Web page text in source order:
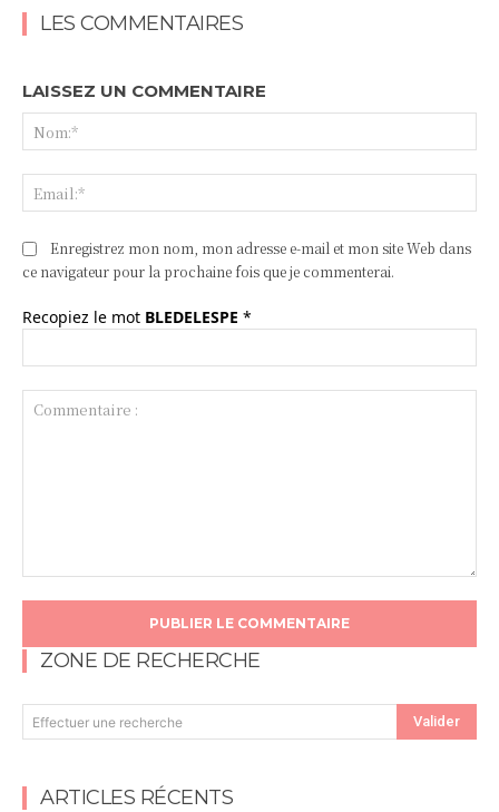
LES COMMENTAIRES
LAISSEZ UN COMMENTAIRE
Enregistrez mon nom, mon adresse e-mail et mon site Web dans
ce navigateur pour la prochaine fois que je commenterai.
Recopiez le mot BLEDELESPE *
ZONE DE RECHERCHE
Effectuer une recherche Valider
ARTICLES RÉCENTS